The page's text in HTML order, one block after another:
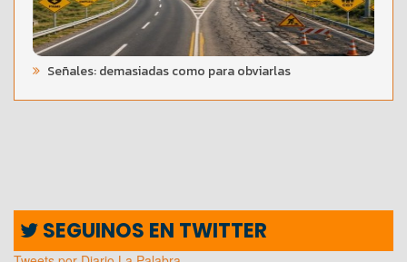
Señales: demasiadas como para obviarlas
SEGUINOS EN TWITTER